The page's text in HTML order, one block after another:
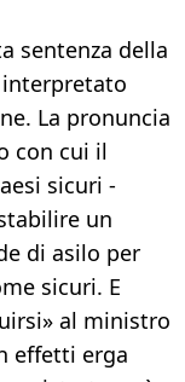
sentenza della
interpretato
La pronuncia
con cui il
sicuri -
un
di asilo per
sicuri. E
al ministro
effetti erga